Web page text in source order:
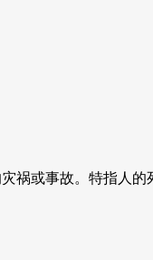
祸或事故。特指人的